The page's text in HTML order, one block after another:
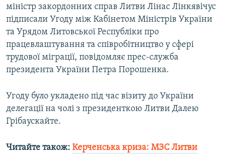
ДОЛУЧАЙСЯ!
міністр закордонних справ Литви Лінас Лінкявічус
підписали Угоду між Кабінетом Міністрів України
та Урядом Литовської Республіки про
працевлаштування та співробітництво у сфері
трудової міграції, повідомляє прес-служба
президента України Петра Порошенка.
Угоду було укладено під час візиту до України
делегації на чолі з президенткою Литви Далею
Грібаускайте.
Читайте також: Керченська криза: МЗС Литви